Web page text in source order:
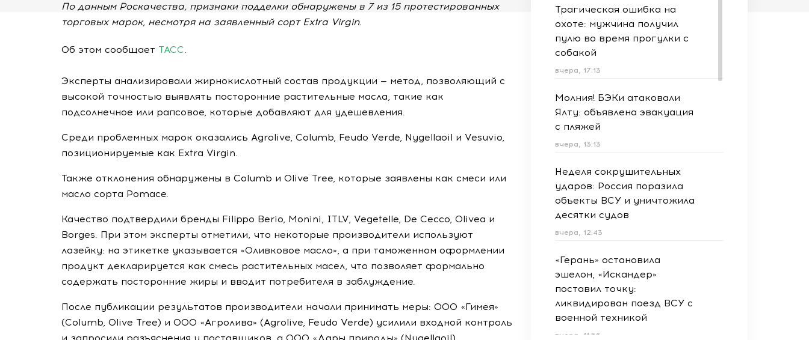
По данным Роскачества, признаки подделки обнаружены в 7 из 15 протестированных
торговых марок, несмотря на заявленный сорт Extra Virgin.
Об этом сообщает ТАСС.
Эксперты анализировали жирнокислотный состав продукции — метод, позволяющий с
высокой точностью выявлять посторонние растительные масла, такие как
подсолнечное или рапсовое, которые добавляют для удешевления.
Среди проблемных марок оказались Agrolive, Columb, Feudo Verde, Nygellaoil и Vesuvio,
позиционируемые как Extra Virgin.
Также отклонения обнаружены в Columb и Olive Tree, которые заявлены как смеси или
масло сорта Pomace.
Качество подтвердили бренды Filippo Berio, Monini, ITLV, Vegetelle, De Cecco, Olivea и
Borges. При этом эксперты отметили, что некоторые производители используют
лазейку: на этикетке указывается «Оливковое масло», а при таможенном оформлении
продукт декларируется как смесь растительных масел, что позволяет формально
содержать посторонние жиры и вводит потребителя в заблуждение.
После публикации результатов производители начали принимать меры: ООО «Гимея»
(Columb, Olive Tree) и ООО «Агролива» (Agrolive, Feudo Verde) усилили входной контроль
Трагическая ошибка на
охоте: мужчина получил
пулю во время прогулки с
собакой
вчера, 17:13
Молния! БЭКи атаковали
Ялту: объявлена эвакуация
с пляжей
вчера, 13:13
Неделя сокрушительных
ударов: Россия поразила
объекты ВСУ и уничтожила
десятки судов
вчера, 12:43
«Герань» остановила
эшелон, «Искандер»
поставил точку:
ликвидирован поезд ВСУ с
военной техникой
вчера, 11:56